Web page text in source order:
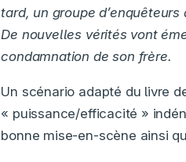
tard, un groupe
De nouvelles vérités vont
condamnation de son frère.
Un scénario adapté du livre
« puissance/efficacité »
bonne mise-en-scène ainsi